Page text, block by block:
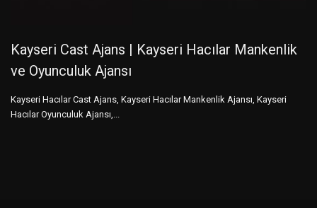
Kayseri Cast Ajans | Kayseri Hacılar Mankenlik
ve Oyunculuk Ajansı
Kayseri Hacılar Cast Ajans, Kayseri Hacılar Mankenlik Ajansı, Kayseri
Hacılar Oyunculuk Ajansı,...